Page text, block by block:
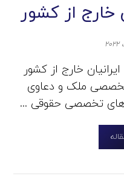
خارج از کشور
خارج از کشور
ملک و دعاوی
های تخصصی حقوقی ...